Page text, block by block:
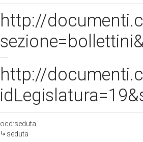
http://
http://
ocd:seduta
seduta